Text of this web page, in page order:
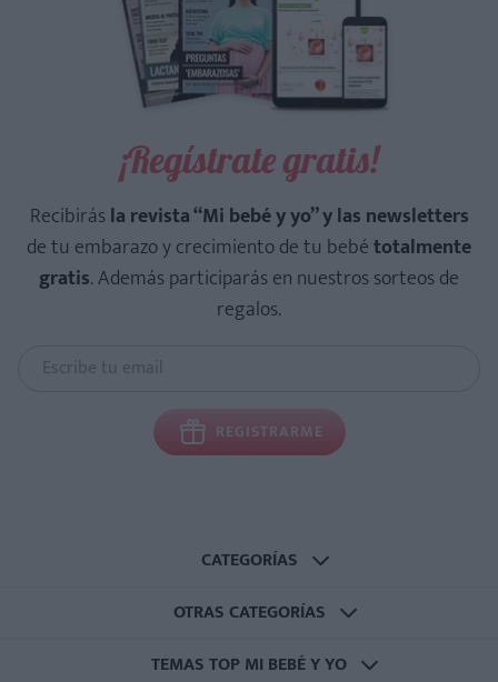
¡Regístrate gratis!
Recibirásla revista “Mi bebé y yo” y las newsletters
de tu embarazo y crecimiento de tu bebétotalmente
gratis. Además participarás en nuestros sorteos de
regalos.
REGISTRARME
CATEGORÍAS
OTRAS CATEGORÍAS
TEMAS TOP MI BEBÉ Y YO